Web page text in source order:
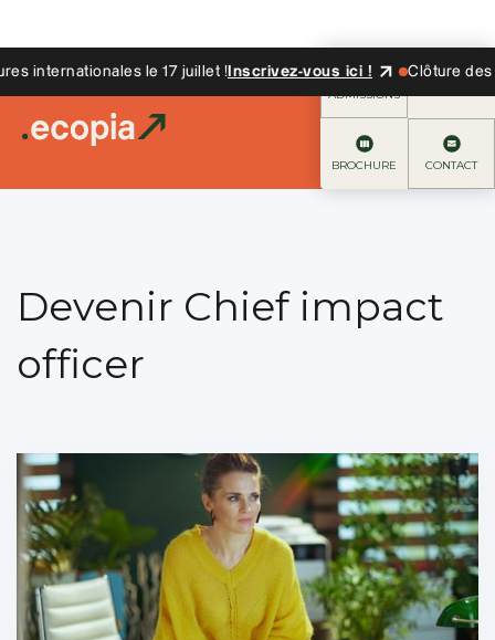
internationales le 17 juillet !Inscrivez-vous ici ! Clôture des
ADMISSIONS
BROCHURE CONTACT
Devenir Chief impact
officer